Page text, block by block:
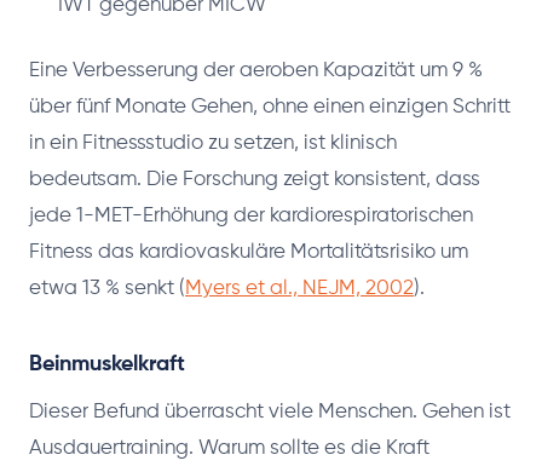
IWT gegenüber MICW
Eine Verbesserung der aeroben Kapazität um 9 %
über fünf Monate Gehen, ohne einen einzigen Schritt
in ein Fitnessstudio zu setzen, ist klinisch
bedeutsam. Die Forschung zeigt konsistent, dass
jede 1-MET-Erhöhung der kardiorespiratorischen
Fitness das kardiovaskuläre Mortalitätsrisiko um
etwa 13 % senkt ( Myers et al., NEJM, 2002).
Beinmuskelkraft
Dieser Befund überrascht viele Menschen. Gehen ist
Ausdauertraining. Warum sollte es die Kraft